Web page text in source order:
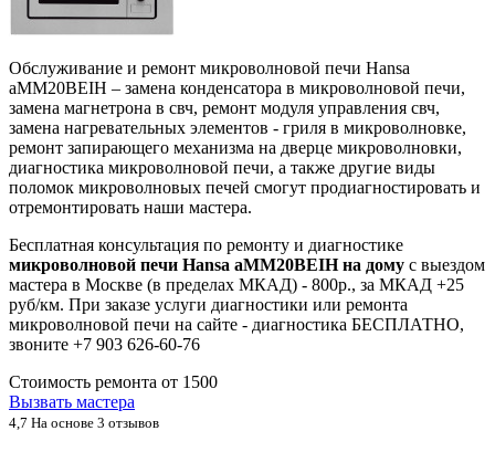
Обслуживание и ремонт микроволновой печи Hansa
aMM20BEIH – замена конденсатора в микроволновой печи,
замена магнетрона в свч, ремонт модуля управления свч,
замена нагревательных элементов - гриля в микроволновке,
ремонт запирающего механизма на дверце микроволновки,
диагностика микроволновой печи, а также другие виды
поломок микроволновых печей смогут продиагностировать и
отремонтировать наши мастера.
Бесплатная консультация по ремонту и диагностике
микроволновой печи Hansa aMM20BEIH на дому с выездом
мастера в Москве (в пределах МКАД) - 800р., за МКАД +25
руб/км. При заказе услуги диагностики или ремонта
микроволновой печи на сайте - диагностика БЕСПЛАТНО,
звоните +7 903 626-60-76
Стоимость ремонта от 1500
Вызвать мастера
4,7 На основе 3 отзывов